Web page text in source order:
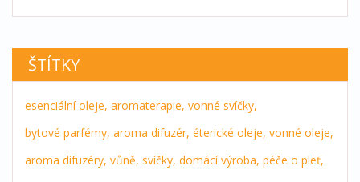
ŠTÍTKY
esenciální oleje, aromaterapie, vonné svíčky,
bytové parfémy, aroma difuzér, éterické oleje, vonné oleje,
aroma difuzéry, vůně, svíčky, domácí výroba, péče o pleť,